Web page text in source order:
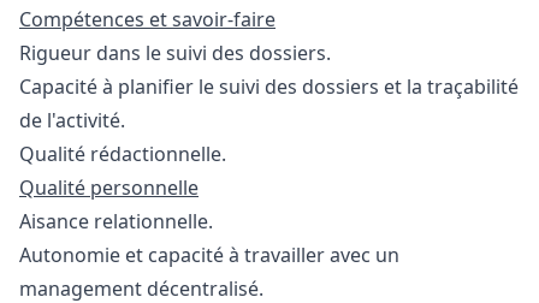
Compétences et savoir-faire
Rigueur dans le suivi des dossiers.
Capacité à planifier le suivi des dossiers et la traçabilité
de l'activité.
Qualité rédactionnelle.
Qualité personnelle
Aisance relationnelle.
Autonomie et capacité à travailler avec un
management décentralisé.